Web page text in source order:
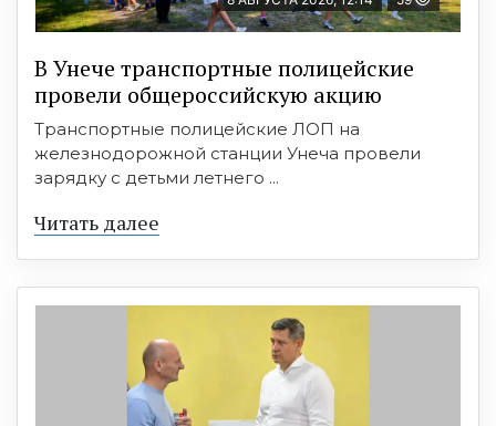
В Унече транспортные полицейские
провели общероссийскую акцию
Транспортные полицейские ЛОП на
железнодорожной станции Унеча провели
зарядку с детьми летнего ...
Читать далее